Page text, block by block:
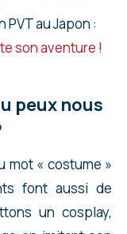
au Japon :
son aventure !
peux nous
mot « costume »
font aussi de
un cosplay,